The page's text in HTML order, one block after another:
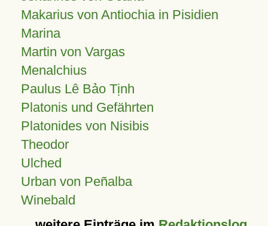
Makarius von Antiochia in Pisidien
Marina
Martin von Vargas
Menalchius
Paulus Lê Bảo Tịnh
Platonis und Gefährten
Platonides von Nisibis
Theodor
Ulched
Urban von Peñalba
Winebald